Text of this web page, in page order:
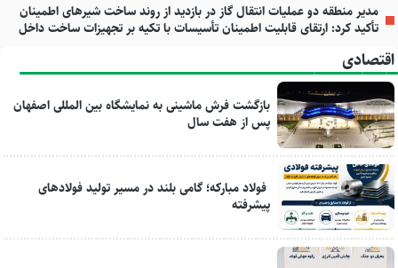
مدیر منطقه دو عملیات انتقال گاز در بازدید از روند ساخت شیرهای اطمینان
تأکید کرد: ارتقای قابلیت اطمینان تأسیسات با تکیه بر تجهیزات ساخت داخل
اقتصادی
بازگشت فرش ماشینی به نمایشگاه بین المللی اصفهان
پس از هفت سال
فولاد مبارکه؛ گامی بلند در مسیر تولید فولادهای
پیشرفته